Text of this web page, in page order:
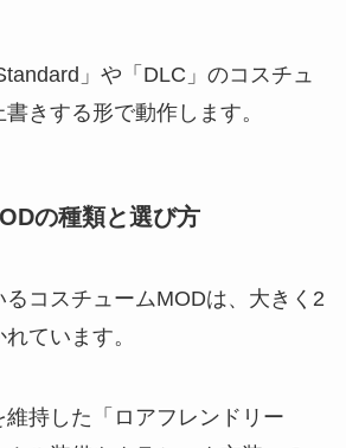
」や「DLC」のコスチュ
きする形で動作します。
の種類と選び方
コスチュームMODは、大きく2
ています。
持した「ロアフレンドリー